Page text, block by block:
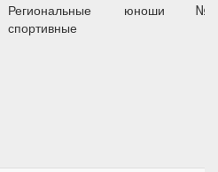
Региональные
спортивные
юноши